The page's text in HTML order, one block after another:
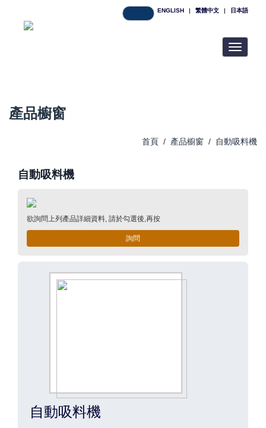
ENGLISH | 繁體中文 | 日本語
Toggle
產品櫥窗
首頁 / 產品櫥窗 / 自動吸料機
自動吸料機
欲詢問上列產品詳細資料, 請於勾選後,再按
自動吸料機